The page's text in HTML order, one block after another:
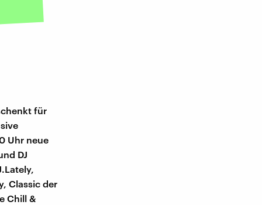
für
Uhr neue
DJ
Classic der
Chill &